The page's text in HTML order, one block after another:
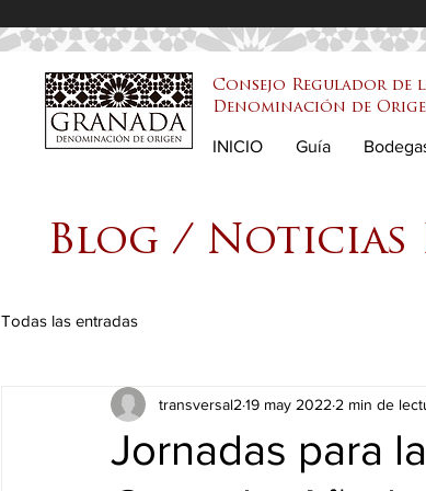
Consejo Regulador de
Denominación de
INICIO Guía
Blog / Noticias
Todas las entradas
Jornadas para
transversal2 19 may 2022 2 min de